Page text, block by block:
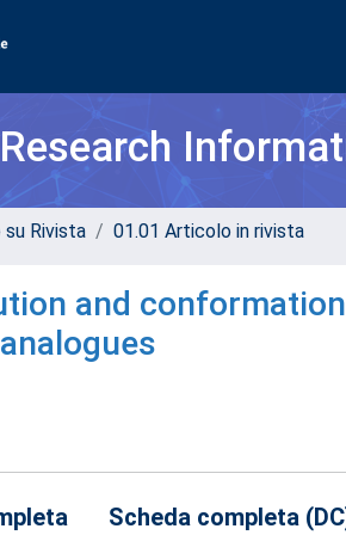
Rivista 01.01 Articolo in rivista
and
Scheda completa